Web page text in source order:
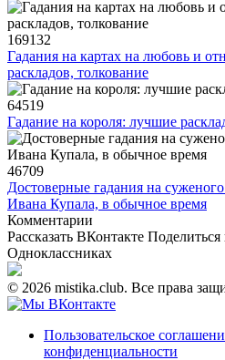
169132
Гадания на картах на любовь и
раскладов, толкование
64519
Гадание на короля: лучшие
46709
Достоверные гадания на
Ивана Купала, в обычное время
Комментарии
Рассказать ВКонтакте Поделиться
Одноклассниках
© 2026 mistika.club. Все права
Пользовательское
конфиденциальности